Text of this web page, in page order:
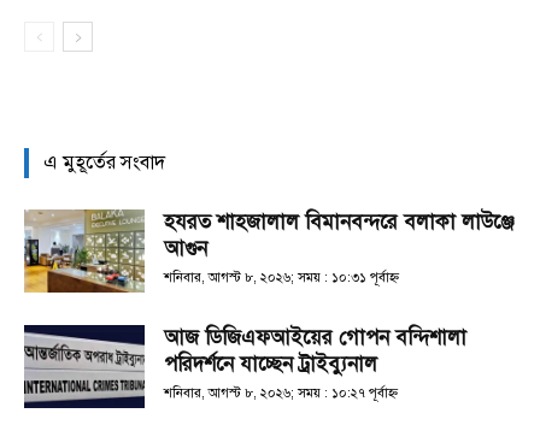
এ মুহূর্তের সংবাদ
হযরত শাহজালাল বিমানবন্দরে বলাকা লাউঞ্জে
আগুন
শনিবার, আগস্ট ৮, ২০২৬; সময় : ১০:৩১ পূর্বাহ্ণ
আজ ডিজিএফআইয়ের গোপন বন্দিশালা
পরিদর্শনে যাচ্ছেন ট্রাইব্যুনাল
শনিবার, আগস্ট ৮, ২০২৬; সময় : ১০:২৭ পূর্বাহ্ণ